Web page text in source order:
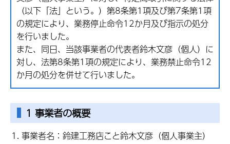
（以下「法」という。）第8条第1項及び第7条第1項
の規定により、業務停止命令12か月及び指示の処分
を行いました。
また、同日、当該事業者の代表者鈴木文彦（個人）に
対し、法第8条第1項の規定により、業務禁止命令12
か月の処分を併せて行いました。
1 事業者の概要
事業者名：鈴建工務店こと鈴木文彦（個人事業主）